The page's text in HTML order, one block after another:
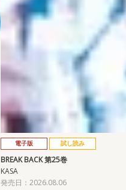
電子版 試し読み
BREAK BACK 第25巻
KASA
発売日：2026.08.06